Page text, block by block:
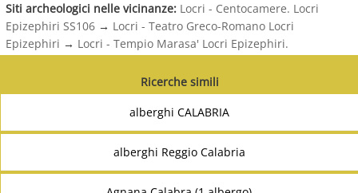
Siti archeologici nelle vicinanze: Locri - Centocamere. Locri
Epizephiri SS106 → Locri - Teatro Greco-Romano Locri
Epizephiri → Locri - Tempio Marasa' Locri Epizephiri.
Ricerche simili
alberghi CALABRIA
alberghi Reggio Calabria